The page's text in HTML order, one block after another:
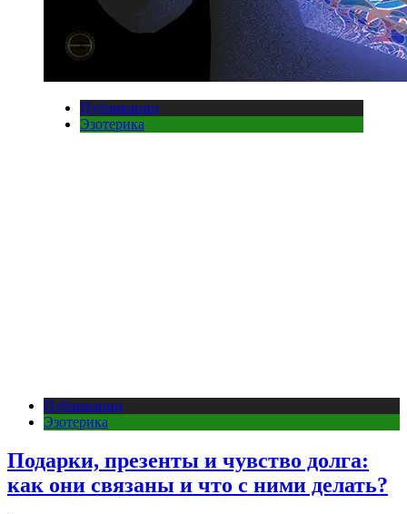
Публикации
Эзотерика
Публикации
Эзотерика
Подарки, презенты и чувство долга:
как они связаны и что с ними делать?